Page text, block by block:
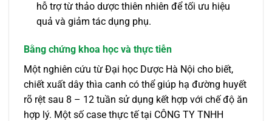
hỗ trợ từ thảo dược thiên nhiên để tối ưu hiệu
quả và giảm tác dụng phụ.
Bằng chứng khoa học và thực tiễn
Một nghiên cứu từ Đại học Dược Hà Nội cho biết,
chiết xuất dây thìa canh có thể giúp hạ đường huyết
rõ rệt sau 8 – 12 tuần sử dụng kết hợp với chế độ ăn
hợp lý. Một số case thực tế tại CÔNG TY TNHH